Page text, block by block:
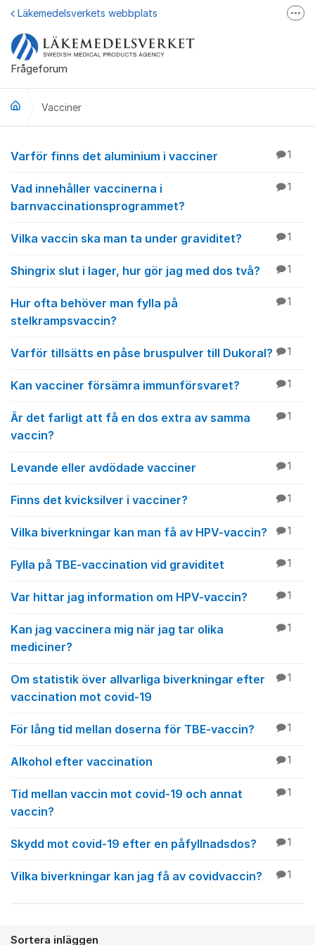
Hoppa till innehåll
Frågeforum
Läkemedelsverkets webbplats
Läkemedelsupplysningen
Läkemedelsverket på Facebook
Vacciner
Vacciner
Varför finns det aluminium i vacciner 1
Vad innehåller vaccinerna i
barnvaccinationsprogrammet?
1
Vilka vaccin ska man ta under graviditet? 1
Shingrix slut i lager, hur gör jag med dos två? 1
Hur ofta behöver man fylla på
stelkrampsvaccin?
1
Varför tillsätts en påse bruspulver till Dukoral? 1
Kan vacciner försämra immunförsvaret? 1
Är det farligt att få en dos extra av samma
vaccin?
1
Levande eller avdödade vacciner 1
Finns det kvicksilver i vacciner? 1
Vilka biverkningar kan man få av HPV-vaccin? 1
Fylla på TBE-vaccination vid graviditet 1
Var hittar jag information om HPV-vaccin? 1
Kan jag vaccinera mig när jag tar olika
mediciner?
1
Om statistik över allvarliga biverkningar efter
vaccination mot covid-19
1
För lång tid mellan doserna för TBE-vaccin? 1
Alkohol efter vaccination 1
Tid mellan vaccin mot covid-19 och annat
vaccin?
1
Skydd mot covid-19 efter en påfyllnadsdos? 1
Vilka biverkningar kan jag få av covidvaccin? 1
Sortera inläggen